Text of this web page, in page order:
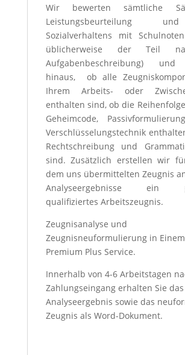
Wir bewerten sämtliche
Leistungsbeurteilung
Sozialverhaltens mit
üblicherweise der Teil
Aufgabenbeschreibung)
hinaus, ob alle
Ihrem Arbeits- oder
enthalten sind, ob die
Geheimcode,
Verschlüsselungstechnik
Rechtschreibung und
sind. Zusätzlich erstellen wir
dem uns übermittelten Zeugnis
Analyseergebnisse ein
qualifiziertes Arbeitszeugnis.
Zeugnisanalyse und
Zeugnisneuformulierung in
Premium Plus Service.
Innerhalb von 4-6 Arbeitstagen
Zahlungseingang erhalten Sie das
Analyseergebnis sowie das
Zeugnis als Word-Dokument.